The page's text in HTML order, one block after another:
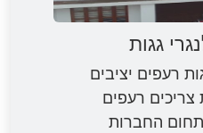
גגות
רעפים יציבים
צריכים רעפים
החברות